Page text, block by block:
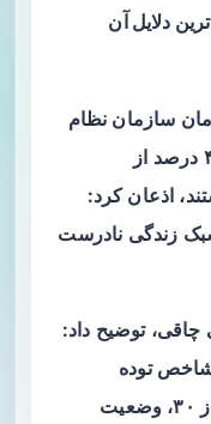
دلایل آن
سازمان نظام
پزشکی، با تاکید بر این‌که بیش از ۴۰ درصد از
اذعان کرد:
زندگی نادرست
چاقی، توضیح داد:
توده
بدنی(BMI) است و هر عددی بالاتر از ۳۰، وضعیت